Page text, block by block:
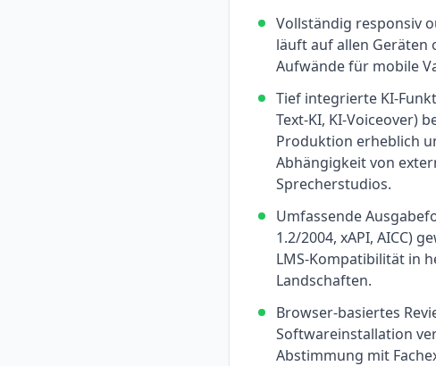
Vollständig responsiv
läuft auf allen Geräten
Aufwände für mobile
Tief integrierte KI-
Text-KI, KI-Voiceover)
Produktion erheblich
Abhängigkeit von
Sprecherstudios.
Umfassende
1.2/2004, xAPI, AICC)
LMS-Kompatibilität in
Landschaften.
Browser-basiertes
Softwareinstallation
Abstimmung mit